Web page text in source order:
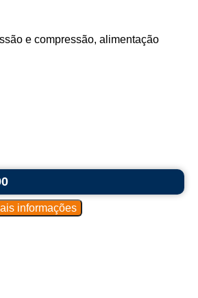
e compressão, alimentação